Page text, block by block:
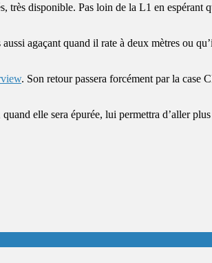
très disponible. Pas loin de la L1 en espérant
agaçant quand il rate à deux mètres ou
. Son retour passera forcément par la case
elle sera épurée, lui permettra d’aller